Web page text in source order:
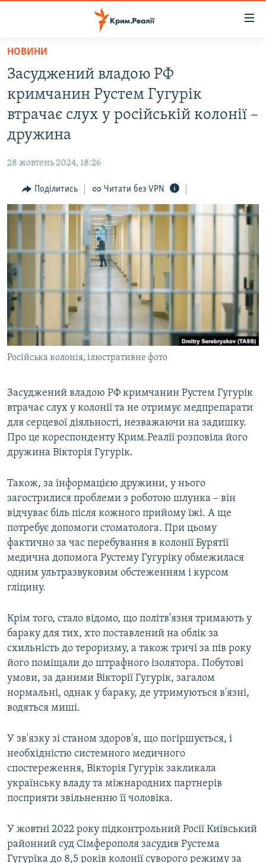
Перейти
основного
матеріалу
Перейти
до
основної
Перейти
пошуку
ВОДА.КРИМ
ВІДЕО ТА ФОТО
ІНТЕРВ'Ю
ВСЕ ЗА ДЕНЬ
ДЕПОРТАЦІЯ
ВІДЕОУРОКИ «ELIFBE»
СВІДЧЕННЯ ОКУПАЦІЇ
УКРАЇНСЬКА ПРОБЛЕМА КРИМУ
ЯК ОБІЙТИ БЛОКУВАННЯ
Русский
Qırımtatar
ДОЛУЧАЙСЯ!
Усі сайти RFE/RL
НОВИНИ
Засуджений владою РФ
кримчанин Рустем Гугурік
втрачає слух у російській колонії –
дружина
28 жовтень 2024, 18:26
Поділитись Читати без VPN
Російська колонія, ілюстративне фото
Засуджений владою РФ кримчанин Рустем Гугурік
втрачає слух у колонії та не отримує медпрепарати
для серцевої діяльності, незважаючи на задишку.
Про це кореспонденту Крим.Реалії розповіла його
дружина Вікторія Гугурік.
Також, за інформацією дружини, у нього
загострилися проблеми з роботою шлунка – він
відчуває біль після кожного прийому їжі. А ще
потребує допомоги стоматолога. При цьому
фактично за час перебування в колонії Бурятії
медична допомога Рустему Гугуріку обмежилася
одним ультразвуковим обстеженням і курсом
гліцину.
Крім того, стало відомо, що політв'язня тримають у
бараку для тих, хто поставлений на облік за
схильність до тероризму, а також тричі за пів року
його поміщали до штрафного ізолятора. Побутові
умови, за даними Вікторії Гугурік, загалом
нормальні, однак у бараку, де утримуються в'язні,
водяться миші.
У зв'язку зі станом здоров'я, що погіршується, і
необхідністю системного медичного
спостереження, Вікторія Гугурік закликала
українську владу та міжнародних партнерів
посприяти звільненню її чоловіка.
У жовтні 2022 року підконтрольний Росії Київський
районний суд Сімферополя засудив Рустема
Гугуріка до 8,5 років колонії суворого режиму за